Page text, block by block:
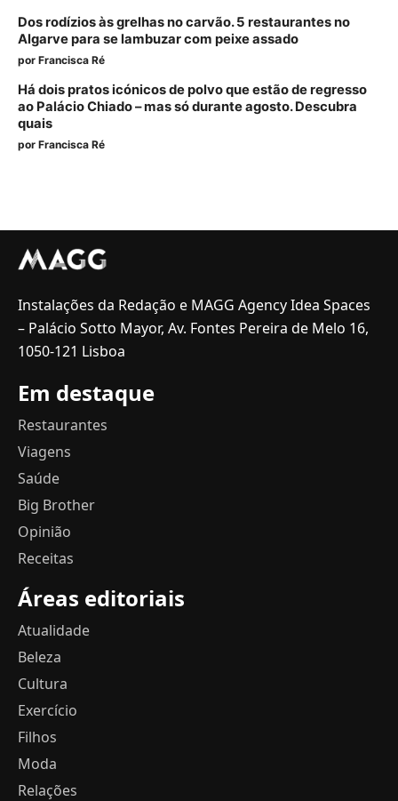
Dos rodízios às grelhas no carvão. 5 restaurantes no
Algarve para se lambuzar com peixe assado
por Francisca Ré
Há dois pratos icónicos de polvo que estão de regresso
ao Palácio Chiado – mas só durante agosto. Descubra
quais
por Francisca Ré
Instalações da Redação e MAGG Agency Idea Spaces
– Palácio Sotto Mayor, Av. Fontes Pereira de Melo 16,
1050-121 Lisboa
Em destaque
Restaurantes
Viagens
Saúde
Big Brother
Opinião
Receitas
Áreas editoriais
Atualidade
Beleza
Cultura
Exercício
Filhos
Moda
Relações